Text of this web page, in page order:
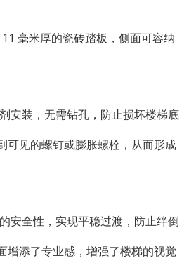
毫米厚的瓷砖踏板，侧面可容纳
安装，无需钻孔，防止损坏楼梯底
可见的螺钉或膨胀螺栓，从而形成
安全性，实现平稳过渡，防止绊倒
增添了专业感，增强了楼梯的视觉